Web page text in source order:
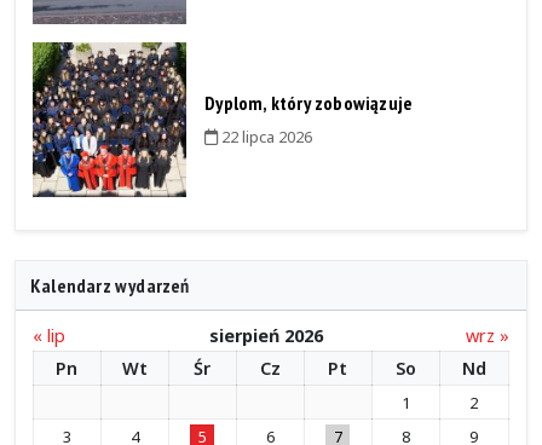
Dyplom, który zobowiązuje
22 lipca 2026
Kalendarz wydarzeń
« lip sierpień 2026
wrz »
Pn
Wt Śr Cz Pt So Nd
1
2
3
4 5 6 7 8
9